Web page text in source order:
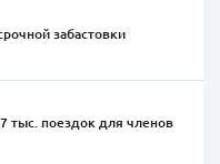
забастовки
тыс. поездок для членов